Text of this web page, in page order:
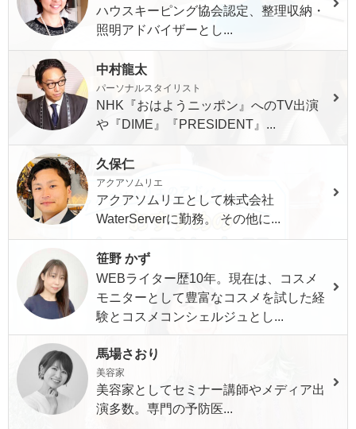
ハウスキーピング協会認定、整理収納・
照明アドバイザーとし...
中村龍太
パーソナルスタイリスト
NHK『おはようニッポン』へのTV出演
や『DIME』『PRESIDENT』...
久保仁
アクアソムリエ
アクアソムリエとして株式会社
WaterServerに勤務。 その他に...
笹野 かず
WEBライター歴10年。現在は、コスメ
モニターとして豊富なコスメを試した経
験とコスメコンシェルジュとし...
馬場さおり
美容家
美容家としてセミナー講師やメディア出
演多数。専門の予防医...